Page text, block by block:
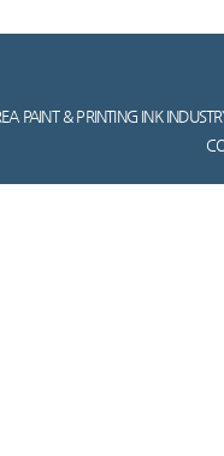
PAINT & PRINTING INK